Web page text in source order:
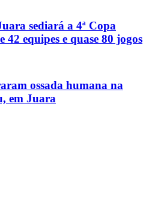
sediará a 4ª Copa
equipes e quase 80 jogos
ossada humana na
em Juara